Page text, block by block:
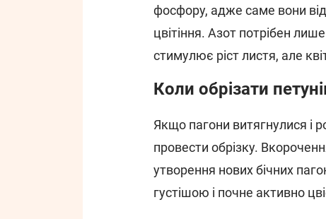
фосфору, адже саме вони
цвітіння. Азот потрібен
стимулює ріст листя, але
Коли обрізати
Якщо пагони витягнулися і
провести обрізку.
утворення нових бічних
густішою і почне активно